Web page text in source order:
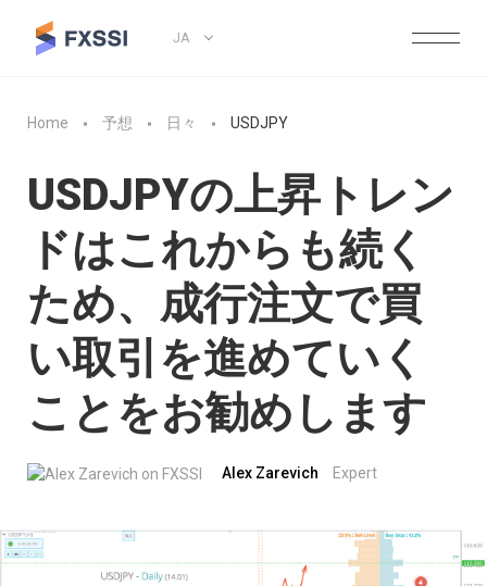
JA
Home 予想 日々 USDJPY
USDJPYの上昇トレン
ドはこれからも続く
ため、成行注文で買
い取引を進めていく
ことをお勧めします
Alex Zarevich Expert